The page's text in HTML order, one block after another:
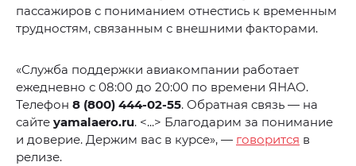
пассажиров с пониманием отнестись к временным
трудностям, связанным с внешними факторами.
«Служба поддержки авиакомпании работает
ежедневно с 08:00 до 20:00 по времени ЯНАО.
Телефон 8 (800) 444-02-55. Обратная связь — на
сайте yamalaero.ru. <...> Благодарим за понимание
и доверие. Держим вас в курсе», — говорится в
релизе.